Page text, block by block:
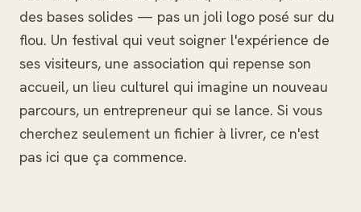
des bases solides — pas un joli logo posé sur du
flou. Un festival qui veut soigner l'expérience de
ses visiteurs, une association qui repense son
accueil, un lieu culturel qui imagine un nouveau
parcours, un entrepreneur qui se lance. Si vous
cherchez seulement un fichier à livrer, ce n'est
pas ici que ça commence.